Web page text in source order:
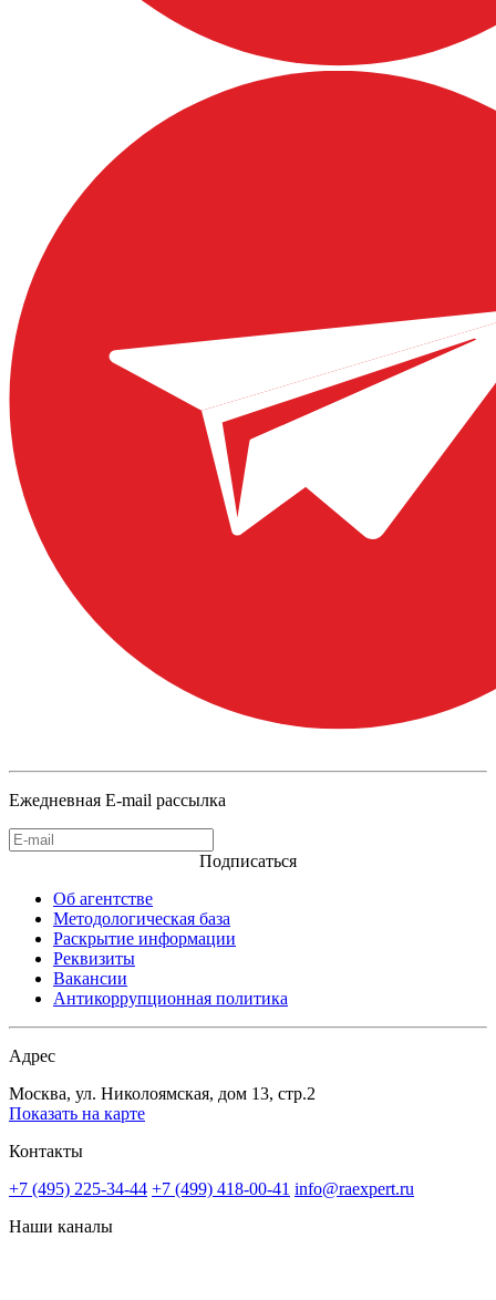
Ежедневная E-mail рассылка
Подписаться
Об агентстве
Методологическая база
Раскрытие информации
Реквизиты
Вакансии
Антикоррупционная политика
Адрес
Москва, ул. Николоямская, дом 13, стр.2
Показать на карте
Контакты
+7 (495) 225-34-44 +7 (499) 418-00-41 info@raexpert.ru
Наши каналы